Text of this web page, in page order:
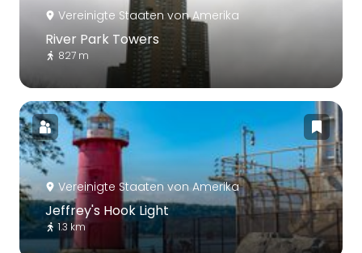
Vereinigte Staaten von Amerika
River Park Towers
827 m
Vereinigte Staaten von Amerika
Jeffrey's Hook Light
1.3 km